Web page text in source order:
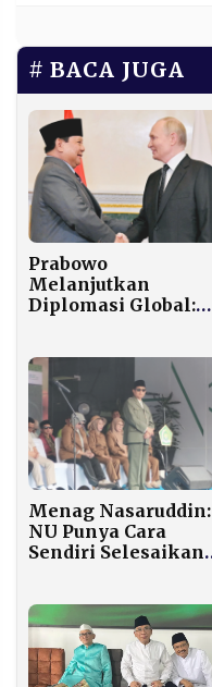
BACA JUGA
Prabowo
Melanjutkan
Diplomasi Global:
Duduk Semeja
dengan Putin di
Kremlin
Menag Nasaruddin:
NU Punya Cara
Sendiri Selesaikan